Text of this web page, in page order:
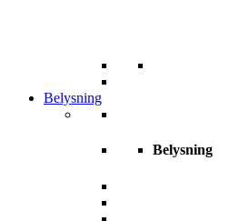
Belysning
Belysning